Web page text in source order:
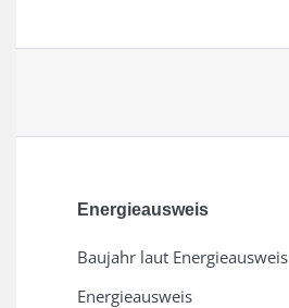
Energieausweis
Baujahr laut Energieausweis
Energieausweis